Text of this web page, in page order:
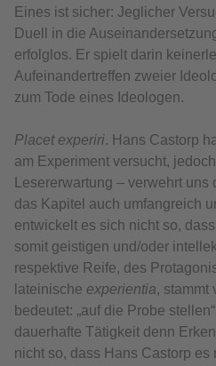
Eines ist sicher: Jeglicher
Duell in die
erfolglos. Er spielt darin
Aufeinandertreffen zweier
zum Tode eines Ideologen.
Placet experiri. Hans Castorp
am Experiment versucht,
Lesererwartung – verwehrt
das Kapitel auch umfangreich
entwickelt es sich nicht so,
somit geistigen und/oder
respektive Reife, des
lateinische experientia, stammt
bedeutet: „auf die Probe
dauerhafte Tätigkeit denn
nicht so, dass Hans Castorp